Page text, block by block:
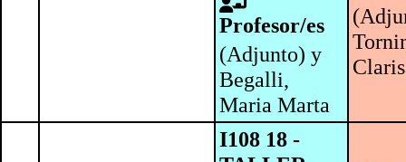
Profesor/es
(Adjunto) y
Begalli,
Maria Marta
I108 18 -